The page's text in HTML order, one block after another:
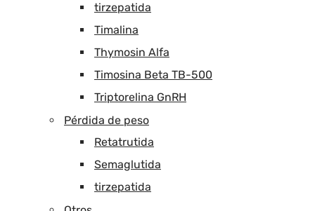
tirzepatida
Timalina
Thymosin Alfa
Timosina Beta TB-500
Triptorelina GnRH
Pérdida de peso
Retatrutida
Semaglutida
tirzepatida